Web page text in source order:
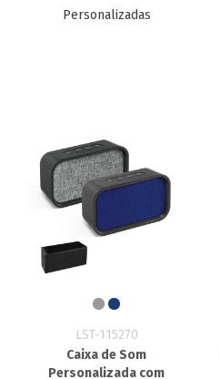
Personalizadas
LST-115270
Caixa de Som
Personalizada com